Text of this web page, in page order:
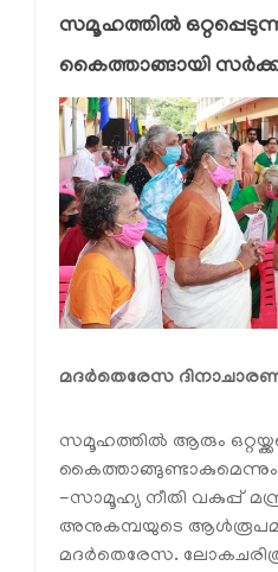
സമൂഹത്തില്‍
കൈത്താങ്ങായി
മദര്‍തെരേസ
സമൂഹത്തില്‍ ആരും
കൈത്താങ്ങുണ്ടാകുമെന്നും
-സാമൂഹ്യ നീതി വകുപ്പ്
അനുകമ്പയുടെ
മദര്‍തെരേസ.